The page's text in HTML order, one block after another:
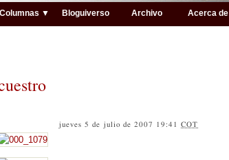
Columnas ▼ Bloguiverso Archivo Acerca de
jueves 5 de julio de 2007 19:41COT